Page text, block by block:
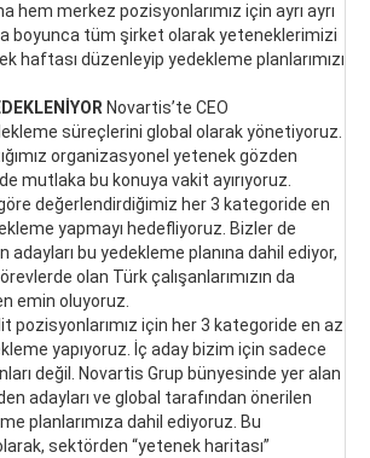
hem merkez pozisyonlarımız için ayrı ayrı
boyunca tüm şirket olarak yeteneklerimizi
haftası düzenleyip yedekleme planlarımızı
Novartis’te CEO
süreçlerini global olarak yönetiyoruz.
organizasyonel yetenek gözden
mutlaka bu konuya vakit ayırıyoruz.
göre değerlendirdiğimiz her 3 kategoride en
yapmayı hedefliyoruz. Bizler de
adayları bu yedekleme planına dahil ediyor,
olan Türk çalışanlarımızın da
emin oluyoruz.
pozisyonlarımız için her 3 kategoride en az
yapıyoruz. İç aday bizim için sadece
değil. Novartis Grup bünyesinde yer alan
adayları ve global tarafından önerilen
planlarımıza dahil ediyoruz. Bu
sektörden “yetenek haritası”